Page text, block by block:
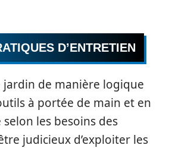
D’ENTRETIEN
jardin de manière logique
à portée de main et en
selon les besoins des
judicieux d’exploiter les